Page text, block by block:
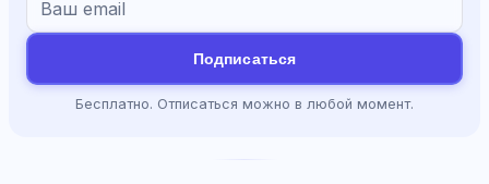
Подписаться
Бесплатно. Отписаться можно в любой момент.